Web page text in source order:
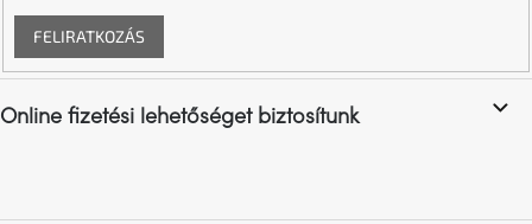
nyári
hullámon
Fedezze
FELIRATKOZÁS
Online fizetési lehetőséget biztosítunk